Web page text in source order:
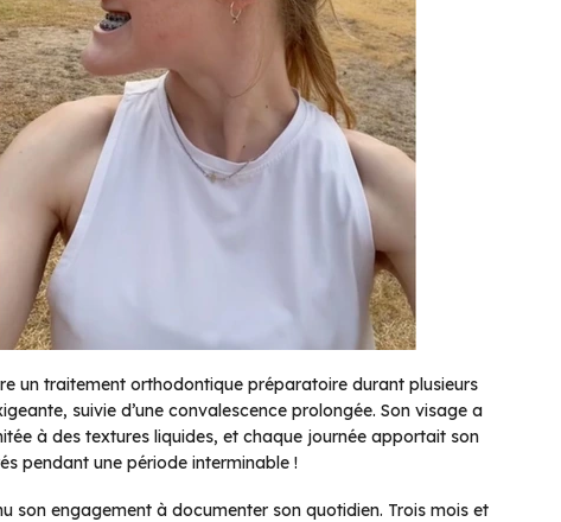
un traitement orthodontique préparatoire durant plusieurs
suivie d’une convalescence prolongée. Son visage a
à des textures liquides, et chaque journée apportait son
pendant une période interminable !
son engagement à documenter son quotidien. Trois mois et